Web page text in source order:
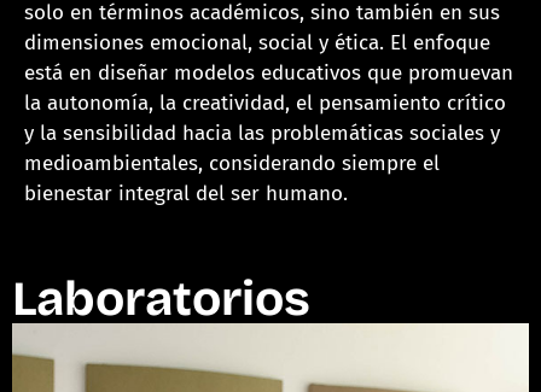
solo en términos académicos, sino también en sus
dimensiones emocional, social y ética. El enfoque
está en diseñar modelos educativos que promuevan
la autonomía, la creatividad, el pensamiento crítico
y la sensibilidad hacia las problemáticas sociales y
medioambientales, considerando siempre el
bienestar integral del ser humano.
Laboratorios